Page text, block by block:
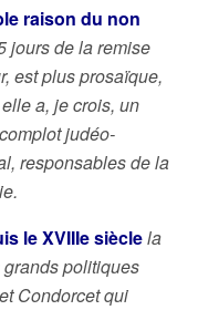
raison du non
jours de la remise
est plus prosaïque,
a, je crois, un
judéo-
responsables de la
le XVIIIe sièclela
politiques
Condorcet qui